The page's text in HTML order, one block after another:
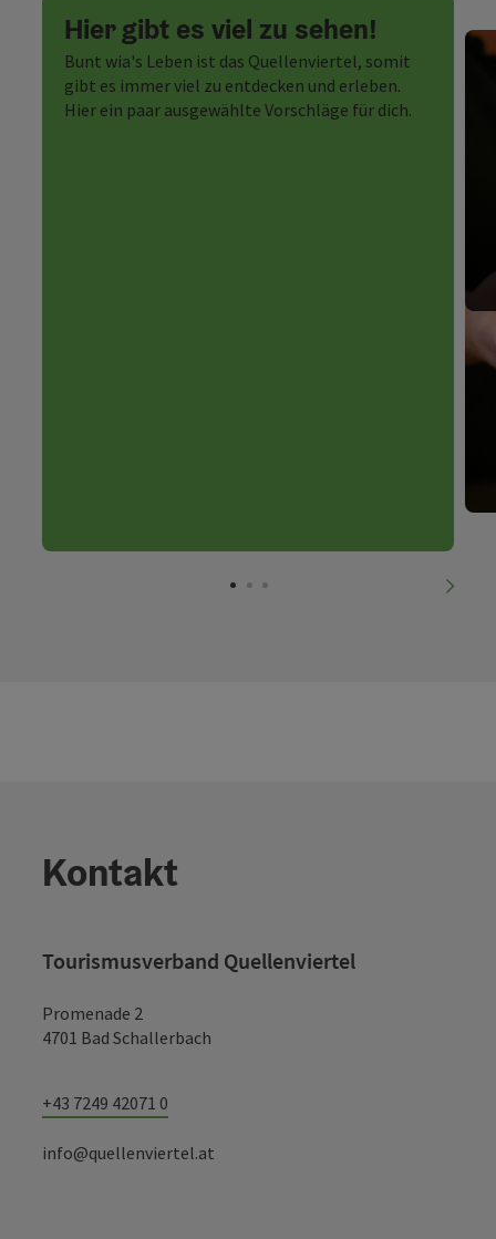
Hier gibt es viel zu sehen!
Bunt wia's Leben ist das Quellenviertel, somit
gibt es immer viel zu entdecken und erleben.
Hier ein paar ausgewählte Vorschläge für dich.
Kontakt
Tourismusverband Quellenviertel
Promenade 2
4701 Bad Schallerbach
+43 7249 42071 0
info@quellenviertel.at